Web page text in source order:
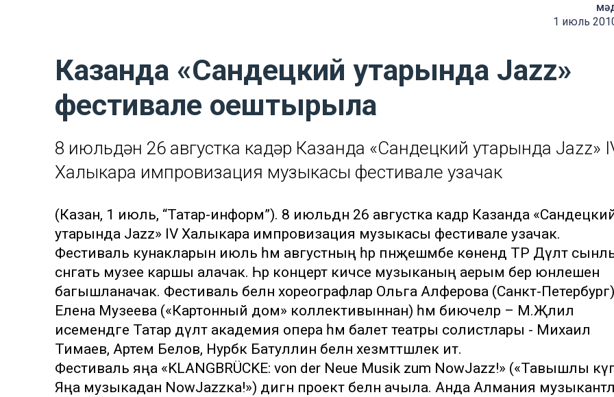
1 июль
Казанда «Сандецкий утарында Jazz»
фестивале оештырыла
8 июльдән 26 августка кадәр Казанда «Сандецкий утарында Jazz»
Халыкара импровизация музыкасы фестивале узачак
(Казан, 1 июль, “Татар-информ”). 8 июльдән 26 августка кадәр Казанда
утарында Jazz» IV Халыкара импровизация музыкасы фестивале узачак.
Фестиваль кунакларын июль һәм августның һәр пәнҗешәмбе көнендә ТР Дәүләт
сәнгать музее каршы алачак. Һәр концерт кичәсе музыканың аерым бер юнәлешенә
багышланачак. Фестиваль белән хореографлар Ольга Алферова (Санкт-
Елена Музеева («Картонный дом» коллективыннан) һәм биючеләр – М.Җәлил
исемендәге Татар дәүләт академия опера һәм балет театры солистлары - Михаил
Тимаев, Артем Белов, Нурбәк Батуллин белән хезмәттәшлек итә.
Фестиваль яңа «KLANGBRÜCKE: von der Neue Musik zum NowJazz!» («Тавышлы
Яңа музыкадан NowJazzка!») дигән проект белән ачыла. Анда Алмания